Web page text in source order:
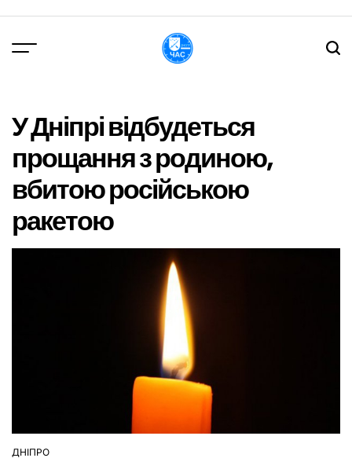
вмісту
У Дніпрі відбудеться
прощання з родиною,
вбитою російською
ракетою
ОПУБЛІКУВАТИ
ДНІПРО